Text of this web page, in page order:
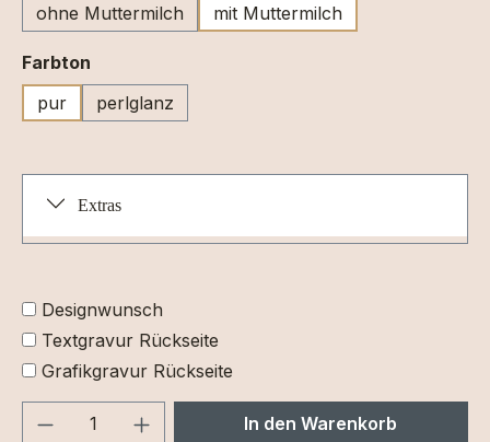
ohne Muttermilch
mit Muttermilch
Farbton
pur
perlglanz
Extras
Designwunsch
Textgravur Rückseite
Grafikgravur Rückseite
Produkt Anzahl: Gib denIn den Warenkorb